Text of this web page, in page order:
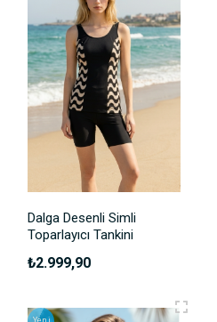
Dalga Desenli Simli
Toparlayıcı Tankini
₺2.999,90